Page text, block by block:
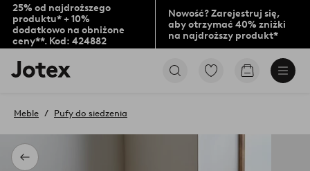
25% od najdroższego
produktu* + 10%
dodatkowo na obniżone
ceny**. Kod: 424882
Nowość? Zarejestruj się,
aby otrzymać 40% zniżki
na najdroższy produkt*
Logo
Jotex
na
stronę
PrzejdźPrzejdź
Powrót
Meble Pufy do siedzenia